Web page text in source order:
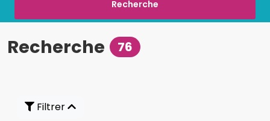
Recherche 76
Filtrer